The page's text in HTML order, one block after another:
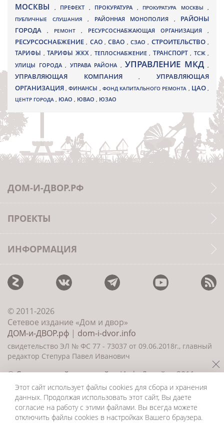
МОСКВЫ
, ПРЕФЕКТ , ПРОКУРАТУРА , ПРОКУРАТУРА МОСКВЫ ,
ПУБЛИЧНЫЕ СЛУШАНИЯ , РАЙОННАЯ МОНОПОЛИЯ , РАЙОНЫ
ГОРОДА
, РЕМОНТ , РЕСУРСОСНАБЖАЮЩАЯ ОРГАНИЗАЦИЯ ,
РЕСУРСОСНАБЖЕНИЕ, САО,СВАО ,СЗАО, СТРОИТЕЛЬСТВО,
ТАРИФЫ , ТАРИФЫ ЖКХ , ТЕПЛОСНАБЖЕНИЕ , ТРАНСПОРТ , ТСЖ ,
УЛИЦЫ ГОРОДА , УПРАВА РАЙОНА , УПРАВЛЕНИЕ МКД ,
УПРАВЛЯЮЩАЯ КОМПАНИЯ,УПРАВЛЯЮЩАЯ
ОРГАНИЗАЦИЯ,ФИНАНСЫ , ФОНД КАПИТАЛЬНОГО РЕМОНТА , ЦАО,
ЦЕНТР ГОРОДА , ЮАО , ЮВАО , ЮЗАО
ДОМ-И-ДВОР.РФ
ПРОЕКТЫ
ИНФОРМАЦИЯ
© 2011-2026
Сетевое издание «Дом и двор»
ДОМ-и-ДВОР.рф | dom-i-dvor.info
свидетельство ЭЛ № ФС 77 - 73037 от 09.06.2018г., главный
редактор Степура Павел Иванович
©Создание сайта и дизайн«ИнфоДизайн» 2011—
2026
Этот сайт использует файлы cookies для сбора и хранения
данных. Продолжая использовать этот сайт, Вы даете
согласие на работу с этими файлами. Вы всегда можете
отключить файлы cookies в настройках Вашего браузера.